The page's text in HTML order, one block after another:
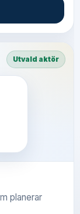
Utvald aktör
planerar